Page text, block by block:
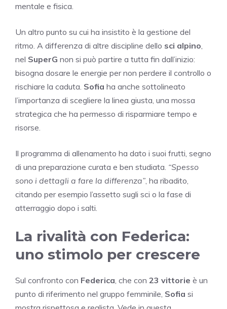
mentale e fisica.
Un altro punto su cui ha insistito è la gestione del
ritmo. A differenza di altre discipline dello sci alpino
nel SuperG non si può partire a tutta fin dall’inizio:
bisogna dosare le energie per non perdere il controllo o
rischiare la caduta. Sofia ha anche sottolineato
l’importanza di scegliere la linea giusta, una mossa
strategica che ha permesso di risparmiare tempo e
risorse.
Il programma di allenamento ha dato i suoi frutti, segno
di una preparazione curata e ben studiata. “Spesso
sono i dettagli a fare la differenza” , ha ribadito,
citando per esempio l’assetto sugli sci o la fase di
atterraggio dopo i salti.
La rivalità con Federica:
uno stimolo per crescere
Sul confronto con Federica , che con 23 vittorie è un
punto di riferimento nel gruppo femminile, Sofia si